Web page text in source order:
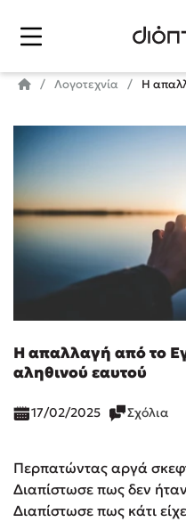
Λογοτεχνία Η
Η απαλλαγή από το
αληθινού εαυτού
17/02/2025 Σχόλια
Περπατώντας αργά
Διαπίστωσε πως δεν ήταν
Διαπίστωσε πως κάτι